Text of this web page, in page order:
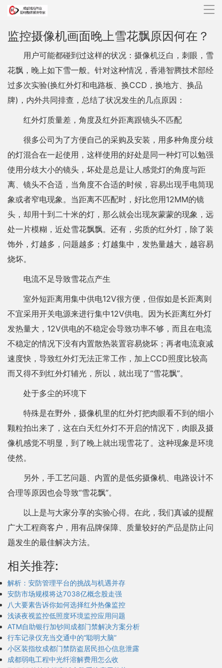
导
监控摄像机画面晚上雪花飘原因何在？
用户可能都碰到过这样的状况：摄像机泛白，刺眼，雪
花飘，晚上如下雪一般。针对这种情况，香港智腾技术部经
过多次实验(换红外灯和电路板、换CCD，换地方、换品
牌)，内外共同排查，总结了状况发生的几点原因：
红外灯质量差，角度及红外距离跟镜头不匹配
很多公司为了方便自己的采购及安装，用多种角度分歧
的灯混合在一起使用，这样使用的好处是同一种灯可以勉强
使用分歧大小的镜头，坏处是总是让人感觉灯的角度与距
离、镜头不合适，当角度不合适的时候，容易出现手电筒现
象或者窄电现象。当距离不匹配时，好比您用12MM的镜
头，却用十到二十米的灯，那么就会出现灰蒙蒙的现象，远
处一片模糊，近处雪花飘飘。还有，劣质的红外灯，除了装
饰外，灯越多，问题越多；灯越集中，发热量越大，越容易
烧坏。
电流不足导致雪花点产生
室外短距离用集中供电12V很方便，但假如是长距离则
不宜采用开关电源来进行集中12V供电。因为长距离红外灯
发热量大，12V供电的不稳定会导致功率不够，而且在电流
不稳定的情况下没有内置散热装置容易烧坏；再者电流衰减
速度快，导致红外灯无法正常工作，加上CCD照度比较高
而又得不到红外灯辅光，所以，就出现了“雪花飘”。
处于多尘的环境下
特殊是在野外，摄像机里的红外灯把肉眼看不到的细小
颗粒拍出来了，这在白天红外灯不开启的情况下，肉眼及摄
像机感觉不明显，到了晚上就出现雪花了。这种现象是环境
使然。
另外，手工艺问题、内置的是低劣摄像机、电路设计不
合理等原因也会导致“雪花飘”。
以上是与大家分享的实验心得。在此，我们真诚的提醒
广大工程商客户，用有品牌保障、质量较好的产品是防止问
题发生的最佳解决方法。
相关推荐:
解析：安防管理平台的挑战与机遇并存
安防市场规模将达7038亿概念股走强
八大要素告诉你如何选择红外热像监控
浅谈夜视监控低照度环境监控应用问题
ATM自助银行加钞间成都门禁解决方案分析
行车记录仪充当交通中的“聪明大脑”
小区装指纹成都门禁防盗居民担心信息泄露
成都弱电工程中光纤溶解费用怎么收